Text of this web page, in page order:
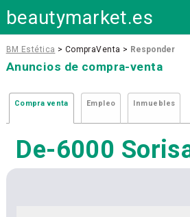
beautymarket.es
BM Estética > CompraVenta > Responder
Anuncios de compra-venta
Compra venta Empleo Inmuebles
De-6000